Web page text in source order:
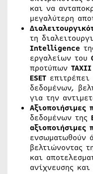
και να
μεγαλύτερη
τη
Intelligence
εργαλείων του
προτύπων TAXII
ESET
δεδομένων,
για την
Αξιοποιήσιμες
δεδομένων της
αξιοποιήσιμες
ενσωματωθούν
βελτιώνοντας
και
ανίχνευσης